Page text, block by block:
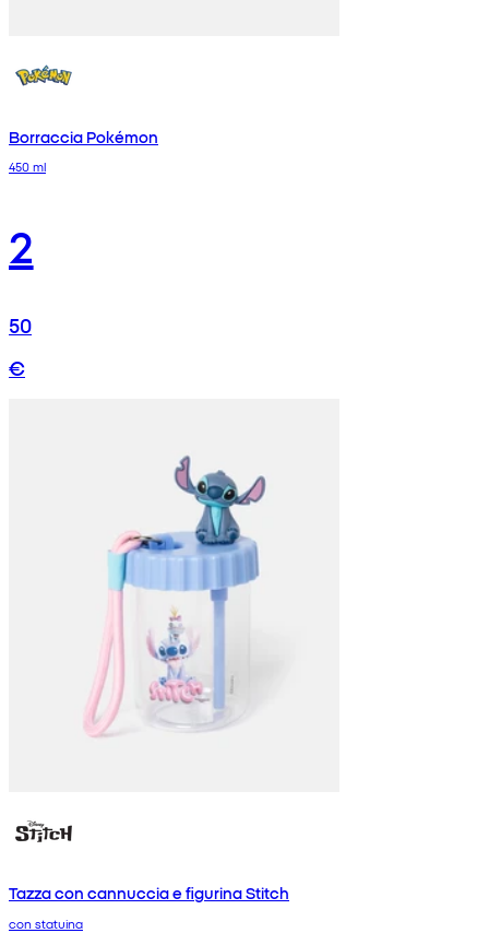
Borraccia Pokémon
450 ml
2
50
€
Tazza con cannuccia e figurina Stitch
con statuina